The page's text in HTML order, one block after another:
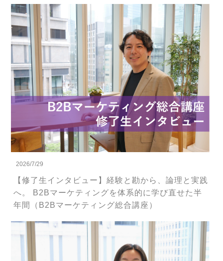
2026/7/29
【修了生インタビュー】経験と勘から、論理と実践
へ。 B2Bマーケティングを体系的に学び直せた半
年間（B2Bマーケティング総合講座）